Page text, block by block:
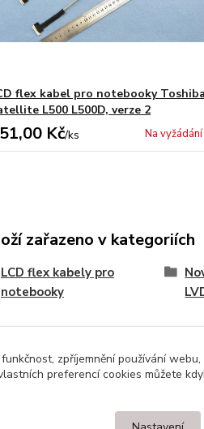
flex kabel pro notebooky Toshiba
L500 L500D, verze 2
Kč/ks Na vyžádání
zařazeno v kategoriích
LCD flex kabely pro
notebooky
Upravit
zpříjemnění používání
preferencí cookies můžete